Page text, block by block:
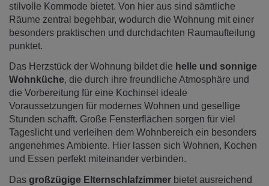
stilvolle Kommode bietet. Von hier aus sind sämtliche
Räume zentral begehbar, wodurch die Wohnung mit einer
besonders praktischen und durchdachten Raumaufteilung
punktet.
Das Herzstück der Wohnung bildet die helle und sonnige
Wohnküche, die durch ihre freundliche Atmosphäre und
die Vorbereitung für eine Kochinsel ideale
Voraussetzungen für modernes Wohnen und gesellige
Stunden schafft. Große Fensterflächen sorgen für viel
Tageslicht und verleihen dem Wohnbereich ein besonders
angenehmes Ambiente. Hier lassen sich Wohnen, Kochen
und Essen perfekt miteinander verbinden.
Das großzügige Elternschlafzimmer bietet ausreichend